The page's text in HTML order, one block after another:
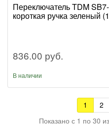
Переключатель TDM
короткая ручка зеленый
836.00 руб.
В наличии
1 2
Показано с 1 по 30